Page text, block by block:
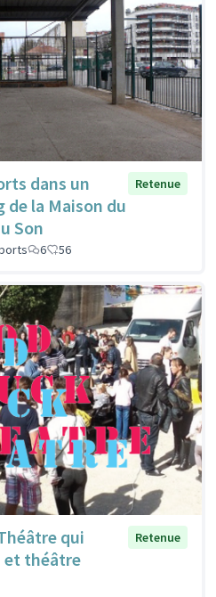
dans un
de la Maison du
Son
Retenue
6 56
qui
et théâtre
Retenue